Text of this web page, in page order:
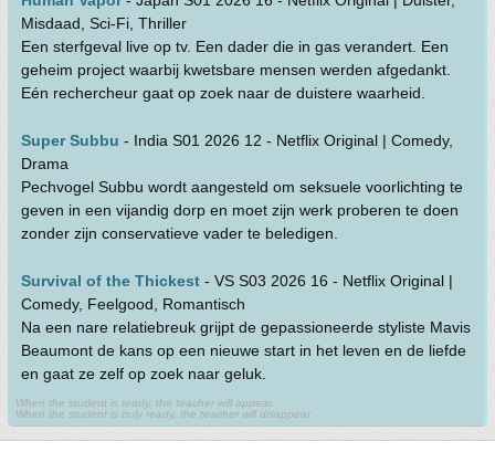
Misdaad, Sci-Fi, Thriller
Een sterfgeval live op tv. Een dader die in gas verandert. Een
geheim project waarbij kwetsbare mensen werden afgedankt.
Eén rechercheur gaat op zoek naar de duistere waarheid.
Super Subbu - India S01 2026 12 - Netflix Original | Comedy,
Drama
Pechvogel Subbu wordt aangesteld om seksuele voorlichting te
geven in een vijandig dorp en moet zijn werk proberen te doen
zonder zijn conservatieve vader te beledigen.
Survival of the Thickest - VS S03 2026 16 - Netflix Original |
Comedy, Feelgood, Romantisch
Na een nare relatiebreuk grijpt de gepassioneerde styliste Mavis
Beaumont de kans op een nieuwe start in het leven en de liefde
en gaat ze zelf op zoek naar geluk.
When the student is ready, the teacher will appear.
When the student is truly ready, the teacher will disappear.